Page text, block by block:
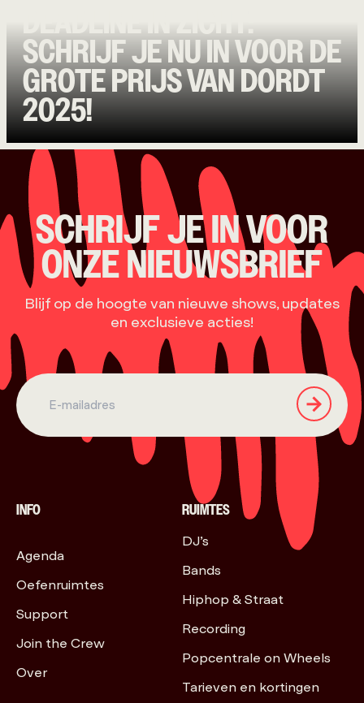
DEADLINE IN ZICHT:
SCHRIJF JE NU IN VOOR DE
GROTE PRIJS VAN DORDT
2025!
SCHRIJF JE IN VOOR
ONZE NIEUWSBRIEF
Blijf op de hoogte van nieuwe shows, updates
en exclusieve acties!
INFO
Agenda
Oefenruimtes
Support
Join the Crew
Over
RUIMTES
DJ’s
Bands
Hiphop & Straat
Recording
Popcentrale on Wheels
Tarieven en kortingen